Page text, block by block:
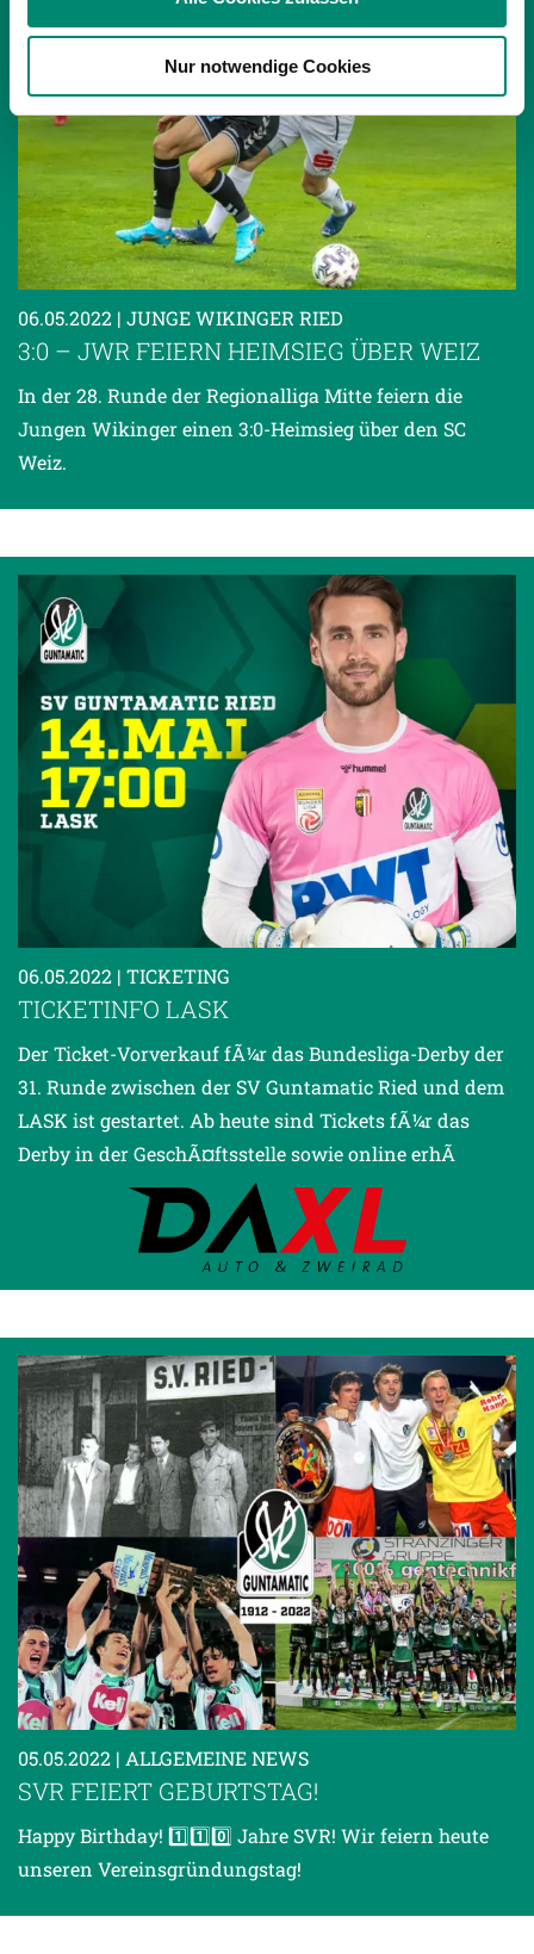
Partner führen diese Informationen möglicherweise mit
weiteren Daten zusammen, die Sie ihnen bereitgestellt
haben oder die sie im Rahmen Ihrer Nutzung der Dienste
gesammelt haben.
Weitere Details, insbesondere zu Speicherdauer und
Empfänger entnehmen Sie unserer
Datenschutzerklärung.
Nur notwendige Cookies
06.05.2022 | JUNGE WIKINGER RIED
3:0 – JWR FEIERN HEIMSIEG ÜBER WEIZ
In der 28. Runde der Regionalliga Mitte feiern die
Jungen Wikinger einen 3:0-Heimsieg über den SC
Weiz.
06.05.2022 | TICKETING
TICKETINFO LASK
Der Ticket-Vorverkauf fÃ¼r das Bundesliga-Derby der
31. Runde zwischen der SV Guntamatic Ried und dem
LASK ist gestartet. Ab heute sind Tickets fÃ¼r das
Derby in der GeschÃ¤ftsstelle sowie online erhÃ
05.05.2022 | ALLGEMEINE NEWS
SVR FEIERT GEBURTSTAG!
Happy Birthday! 1️⃣1️⃣0️⃣ Jahre SVR! Wir feiern heute
unseren Vereinsgründungstag!